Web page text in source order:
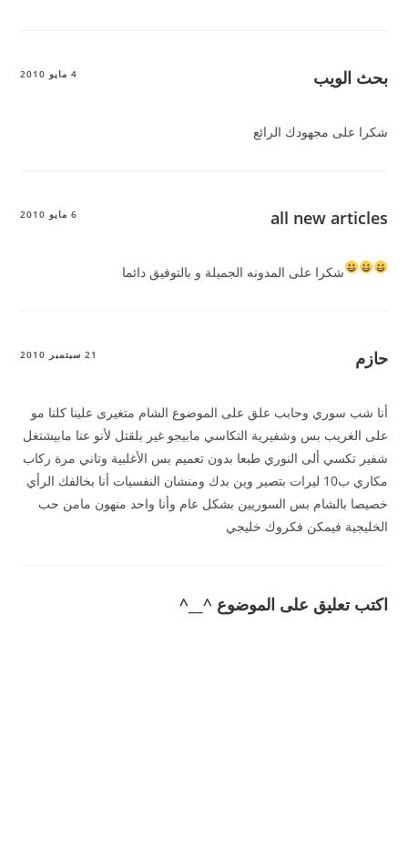
بحث الويب 4 مايو 2010
شكرا على مجهودك الرائع
all new articles 6 مايو 2010
شكرا على المدونه الجميلة و بالتوفيق دائما
حازم 21 سبتمبر 2010
أنا شب سوري وحابب علق على الموضوع الشام متغيرى علينا كلنا مو
على الغريب بس وشفيرية التكاسي مابيجو غير بلقتل لأنو عنا مابيشتغل
شفير تكسي ألى النوري طبعا بدون تعميم بس الأغلبية وتاني مرة ركاب
مكاري ب10 ليرات بتصير وين بدك ومنشان النفسيات أنا بخالفك الرأي
خصيصا بالشام بس السوريين بشكل عام وأنا واحد منهون مامن حب
الخليجية فيمكن فكروك خليجي
اكتب تعليق على الموضوع ^__^